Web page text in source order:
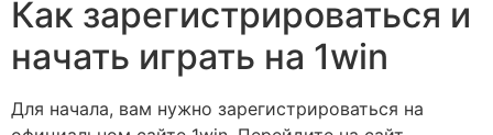
Как зарегистрироваться и
начать играть на 1win
Для начала, вам нужно зарегистрироваться на